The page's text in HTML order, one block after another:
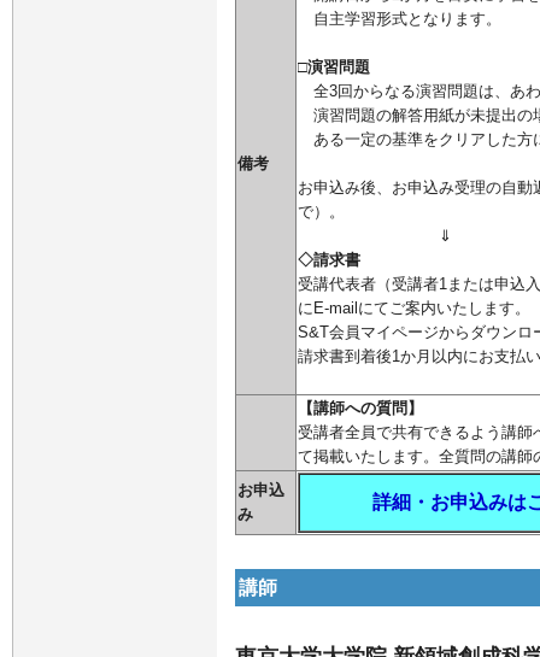
備考
自主学習形式となります。
□演習問題
全3回からなる演習問題は、あ
演習問題の解答用紙が未提出の
ある一定の基準をクリアした方
お申込み後、お申込み受理の自
で）。
⇓
◇請求書
受講代表者（受講者1または申込
にE-mailにてご案内いたします。
S&T会員マイページからダウンロ
請求書到着後1か月以内にお支払
【講師への質問】
受講者全員で共有できるよう講
て掲載いたします。全質問の講
お申込
み
詳細・お申込みは
講師